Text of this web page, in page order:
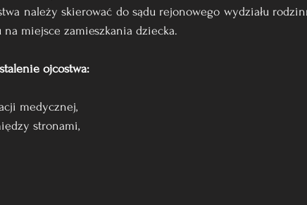
należy skierować do sądu rejonowego wydziału
na miejsce zamieszkania dziecka.
ojcostwa:
medycznej,
stronami,